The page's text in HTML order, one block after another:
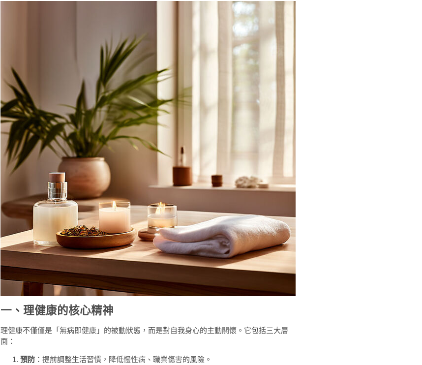
一、理健康的核心精神
理健康不僅僅是「無病即健康」的被動狀態，而是對自我身心的主動關懷。它包括三大層
面：
預防 ：提前調整生活習慣，降低慢性病、職業傷害的風險。